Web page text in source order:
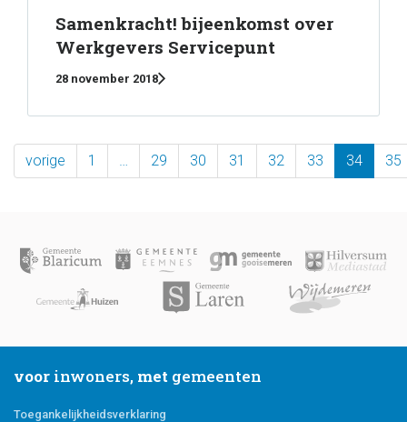
Samenkracht! bijeenkomst over
Werkgevers Servicepunt
28 november 2018
vorige 1 29 30 31 32 33 34 35
voor inwoners, met gemeenten
Toegankelijkheidsverklaring